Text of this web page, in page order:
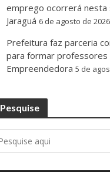
emprego ocorrerá nesta
Jaraguá 6 de agosto de 2026
Prefeitura faz parceria
para formar professores
Empreendedora 5 de
Pesquise